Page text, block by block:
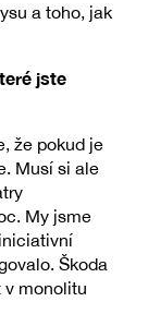
a toho, jak
jste
že pokud je
Musí si ale
My jsme
Škoda
v monolitu